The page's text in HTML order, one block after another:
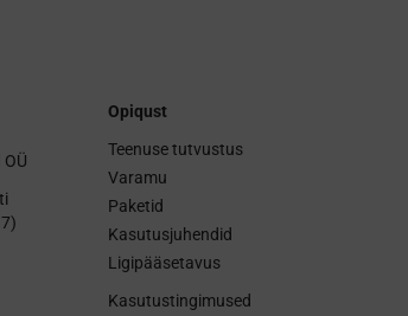
Opiqust
Teenuse tutvustus
Varamu
Paketid
Kasutusjuhendid
Ligipääsetavus
Kasutustingimused